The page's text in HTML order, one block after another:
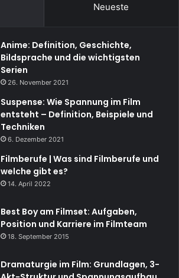
Neueste
Anime: Definition, Geschichte,
Bildsprache und die wichtigsten
Serien
26. November 2021
Suspense: Wie Spannung im Film
entsteht – Definition, Beispiele und
Techniken
6. Dezember 2021
Filmberufe | Was sind Filmberufe und
welche gibt es?
14. April 2022
Best Boy am Filmset: Aufgaben,
Position und Karriere im Filmteam
18. September 2015
Dramaturgie im Film: Grundlagen, 3-